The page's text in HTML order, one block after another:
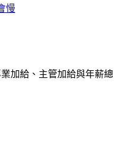
慢
加給、主管加給與年薪總